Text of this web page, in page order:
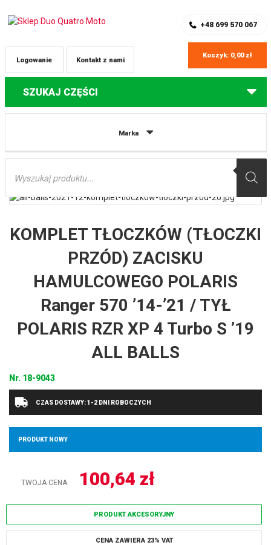
+48 699 570 067
Kontakt z nami
Logowanie
Koszyk: 0,00 zł
SZUKAJ CZĘŚCI
Marka
Wyszukiwarka
Części do quadów Polaris
POLARIS RZR XP 4 Turbo S ’19 ALL BALLS
KOMPLET TŁOCZKÓW (TŁOCZKI
PRZÓD) ZACISKU
HAMULCOWEGO POLARIS
Ranger 570 ’14-’21 / TYŁ
POLARIS RZR XP 4 Turbo S ’19
ALL BALLS
Nr. 18-9043
CZAS DOSTAWY: 1-2 DNI ROBOCZYCH
PRODUKT NOWY
TWOJA CENA 100,64 zł
PRODUKT AKCESORYJNY
CENA ZAWIERA 23% VAT